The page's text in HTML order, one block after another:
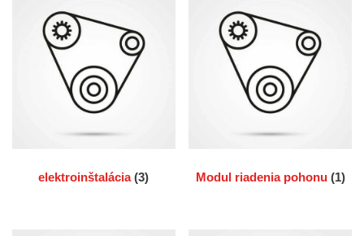
elektroinštalácia(3) Modul riadenia pohonu (1)